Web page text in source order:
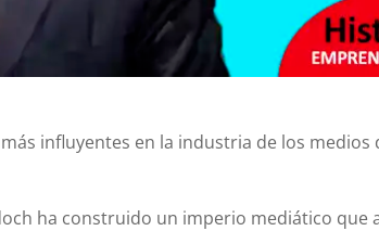
influyentes en la industria de los medios
ha construido un imperio mediático que